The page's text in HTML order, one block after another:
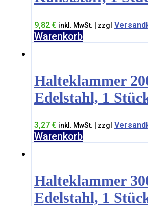
9,82 € inkl. MwSt. | zzgl
Warenkorb
Halteklammer
Edelstahl, 1
3,27 € inkl. MwSt. | zzgl
Warenkorb
Halteklammer
Edelstahl, 1